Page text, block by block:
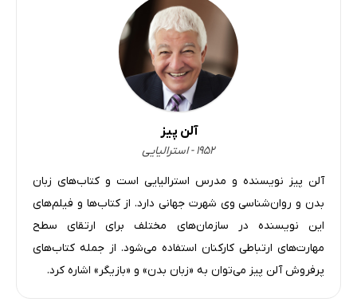
آلن پیز
۱۹۵۲ - استرالیایی
آلن پیز نویسنده و مدرس استرالیایی است و کتاب‌های زبان
بدن و روان‌شناسی وی شهرت جهانی دارد. از کتاب‌ها و فیلم‌های
این نویسنده در سازمان‌های مختلف برای ارتقای سطح
مهارت‌های ارتباطی کارکنان استفاده می‌شود. از جمله کتاب‌های
پرفروش آلن پیز می‌توان به «زبان بدن» و «بازیگر» اشاره کرد.